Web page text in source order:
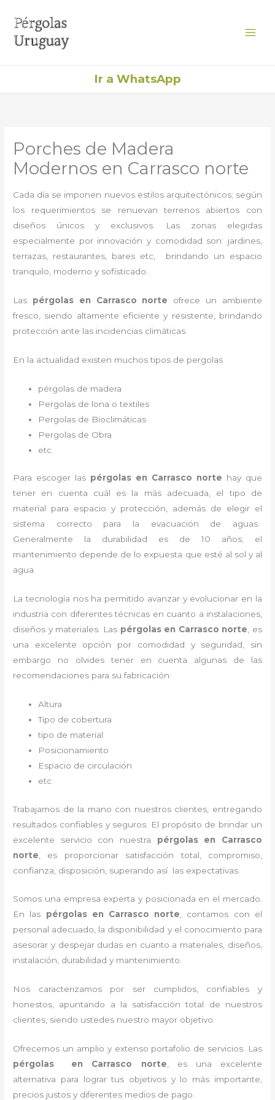
contenido
Ir a WhatsApp
Porches de Madera
Modernos en Carrasco norte
Cada día se imponen nuevos estilos arquitectónicos; según
los requerimientos se renuevan terrenos abiertos con
diseños únicos y exclusivos. Las zonas elegidas
especialmente por innovación y comodidad son: jardines,
terrazas, restaurantes, bares etc, brindando un espacio
tranquilo, moderno y sofisticado.
Las pérgolas en Carrasco norte ofrece un ambiente
fresco, siendo altamente eficiente y resistente, brindando
protección ante las incidencias climáticas.
En la actualidad existen muchos tipos de pergolas
pérgolas de madera
Pergolas de lona o textiles
Pergolas de Bioclimáticas
Pergolas de Obra
etc
Para escoger las pérgolas en Carrasco norte hay que
tener en cuenta cuál es la más adecuada, el tipo de
material para espacio y protección, además de elegir el
sistema correcto para la evacuación de aguas.
Generalmente la durabilidad es de 10 años; el
mantenimiento depende de lo expuesta que esté al sol y al
agua.
La tecnología nos ha permitido avanzar y evolucionar en la
industria con diferentes técnicas en cuanto a instalaciones,
diseños y materiales. Las pérgolasen Carrasco norte , es
una excelente opción por comodidad y seguridad, sin
embargo no olvides tener en cuenta algunas de las
recomendaciones para su fabricación:
Altura
Tipo de cobertura
tipo de material
Posicionamiento
Espacio de circulación
etc
Trabajamos de la mano con nuestros clientes, entregando
resultados confiables y seguros. El propósito de brindar un
excelente servicio con nuestra pérgolas en Carrasco
norte , es proporcionar satisfacción total, compromiso,
confianza, disposición, superando así las expectativas.
Somos una empresa experta y posicionada en el mercado.
En las pérgolasen Carrasco norte, contamos con el
personal adecuado, la disponibilidad y el conocimiento para
asesorar y despejar dudas en cuanto a materiales, diseños,
instalación, durabilidad y mantenimiento.
Nos caracterizamos por ser cumplidos, confiables y
honestos, apuntando a la satisfacción total de nuestros
clientes, siendo ustedes nuestro mayor objetivo.
Ofrecemos un amplio y extenso portafolio de servicios. Las
pérgolas en Carrasco norte , es una excelente
alternativa para lograr tus objetivos y lo más importante,
precios justos y diferentes medios de pago.